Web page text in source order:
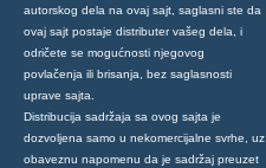
autorskog dela na ovaj sajt, saglasni ste da
ovaj sajt postaje distributer vašeg dela, i
odričete se mogućnosti njegovog
povlačenja ili brisanja, bez saglasnosti
uprave sajta.
Distribucija sadržaja sa ovog sajta je
dozvoljena samo u nekomercijalne svrhe, uz
obaveznu napomenu da je sadržaj preuzet